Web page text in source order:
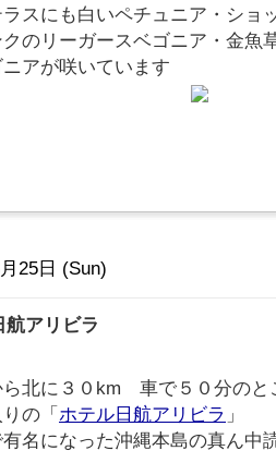
ラスにも白いペチュニア・ショ
のリーガースベゴニア・金魚
アが咲いています
25日 (Sun)
航アリビラ
ら北に３０km 車で５０分のと
の「 ホテル日航アリビラ 」
名になった沖縄本島の真ん中